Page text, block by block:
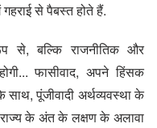
से पैबस्त होते हैं.
से, बल्कि राजनीतिक और
फासीवाद, अपने हिंसक
पूंजीवादी अर्थव्यवस्था के
के अंत के लक्षण के अलावा